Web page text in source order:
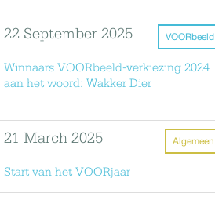
VOORbeeld
22 September 2025
Winnaars VOORbeeld-verkiezing 2024
aan het woord: Wakker Dier
Algemeen
21 March 2025
Start van het VOORjaar